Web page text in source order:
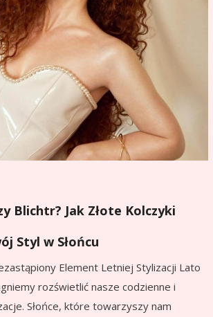
Blichtr? Jak Złote Kolczyki
Styl w Słońcu
Element Letniej Stylizacji Lato
rozświetlić nasze codzienne i
Słońce, które towarzyszy nam